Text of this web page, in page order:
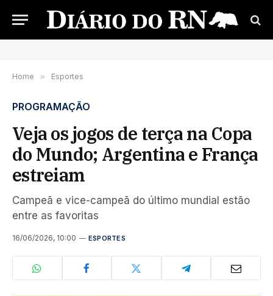
Home » Esportes
PROGRAMAÇÃO
Veja os jogos de terça na Copa
do Mundo; Argentina e França
estreiam
Campeã e vice-campeã do último mundial estão
entre as favoritas
16/06/2026, 10:00 ESPORTES